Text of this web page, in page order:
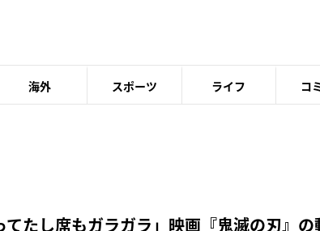
海外 スポーツ ライフ コ
てたし席もガラガラ」映画『鬼滅の刃』